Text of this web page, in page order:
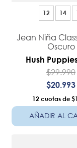
12 14
Jean Niña
Oscuro
Hush
$29.990
$20.993
12
AÑADIR AL